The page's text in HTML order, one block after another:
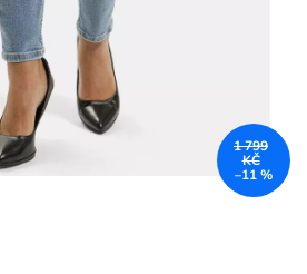
1 799
KČ
–11 %